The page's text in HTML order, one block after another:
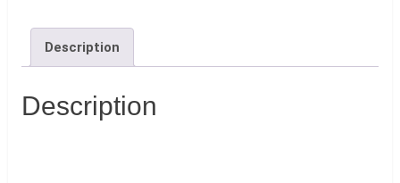
Description
Description